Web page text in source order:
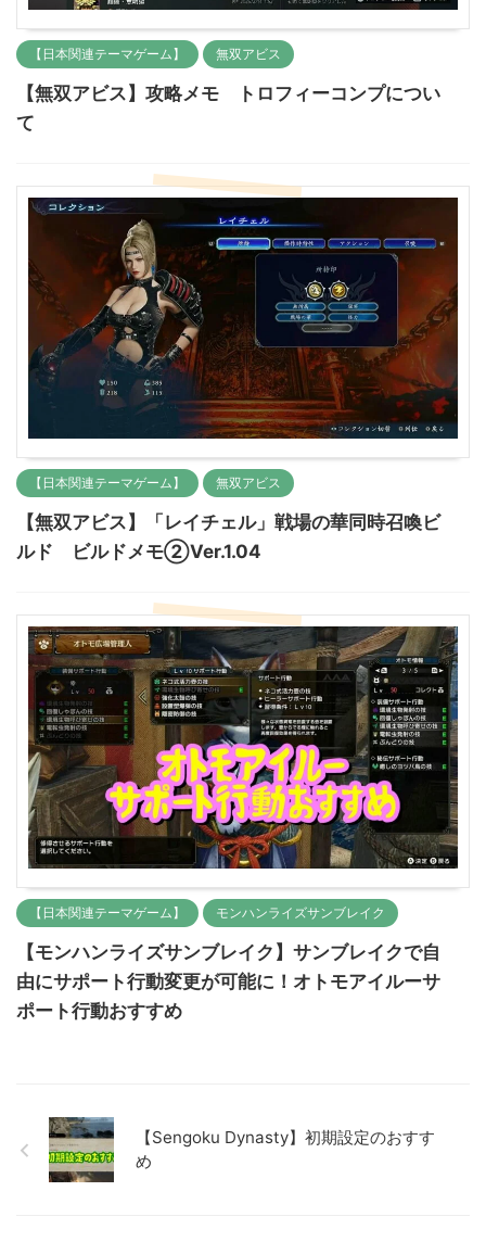
【日本関連テーマゲーム】 無双アビス
【無双アビス】攻略メモ トロフィーコンプについ
て
【日本関連テーマゲーム】 無双アビス
【無双アビス】「レイチェル」戦場の華同時召喚ビ
ルド ビルドメモ②Ver.1.04
【日本関連テーマゲーム】 モンハンライズサンブレイク
【モンハンライズサンブレイク】サンブレイクで自
由にサポート行動変更が可能に！オトモアイルーサ
ポート行動おすすめ
【Sengoku Dynasty】初期設定のおすす
め